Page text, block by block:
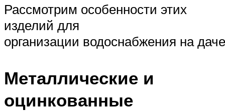
Рассмотрим особенности этих
изделий для
организации водоснабжения на
Металлические и
оцинкованные